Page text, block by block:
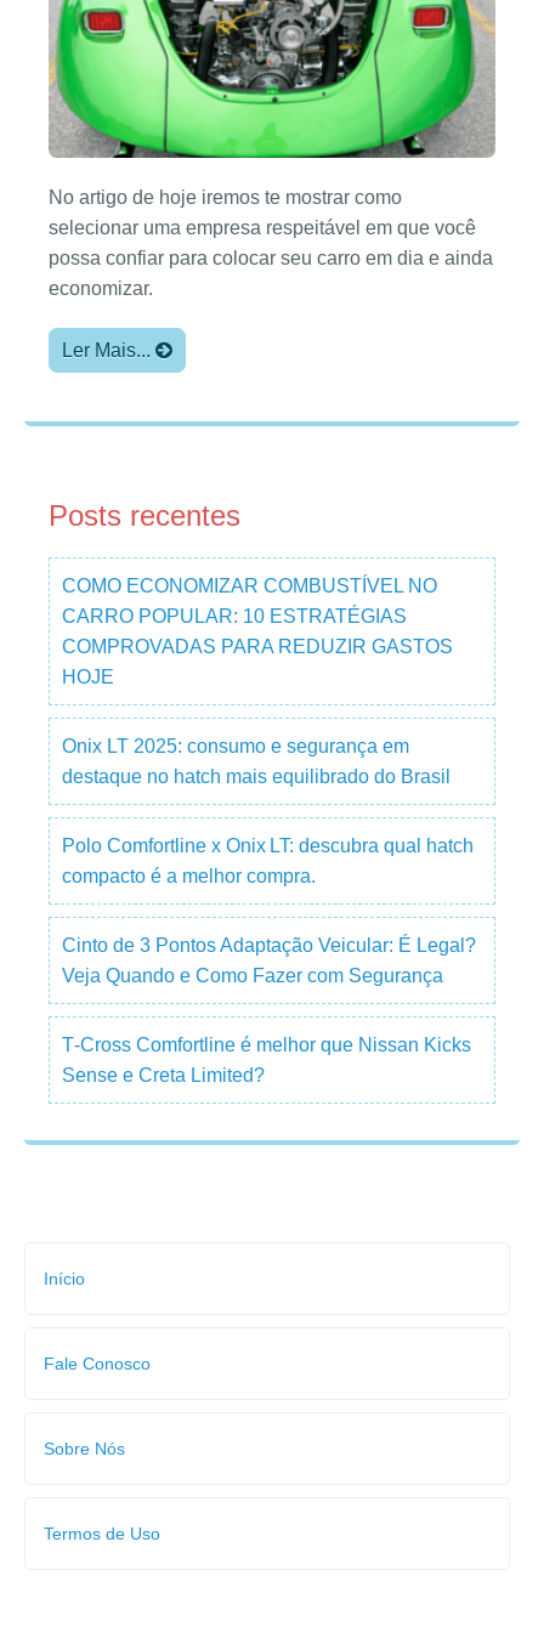
No artigo de hoje iremos te mostrar como
selecionar uma empresa respeitável em que você
possa confiar para colocar seu carro em dia e ainda
economizar.
Ler Mais...
Posts recentes
COMO ECONOMIZAR COMBUSTÍVEL NO
CARRO POPULAR: 10 ESTRATÉGIAS
COMPROVADAS PARA REDUZIR GASTOS
HOJE
Onix LT 2025: consumo e segurança em
destaque no hatch mais equilibrado do Brasil
Polo Comfortline x Onix LT: descubra qual hatch
compacto é a melhor compra.
Cinto de 3 Pontos Adaptação Veicular: É Legal?
Veja Quando e Como Fazer com Segurança
T‑Cross Comfortline é melhor que Nissan Kicks
Sense e Creta Limited?
Início
Fale Conosco
Sobre Nós
Termos de Uso